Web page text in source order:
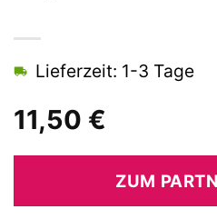
11,50 €
Lieferzeit: 1-3 Tage
ZUM